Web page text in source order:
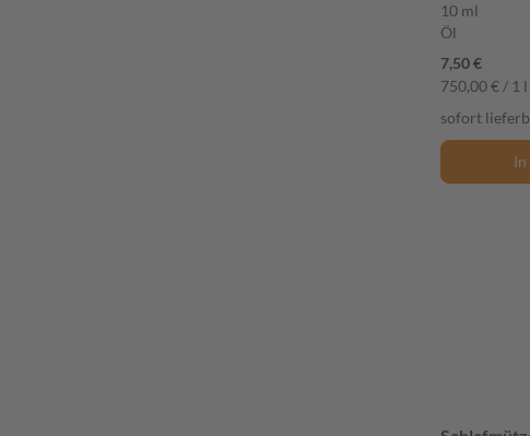
10 ml
Öl
7,50 €
750,00 € / 1 l
sofort